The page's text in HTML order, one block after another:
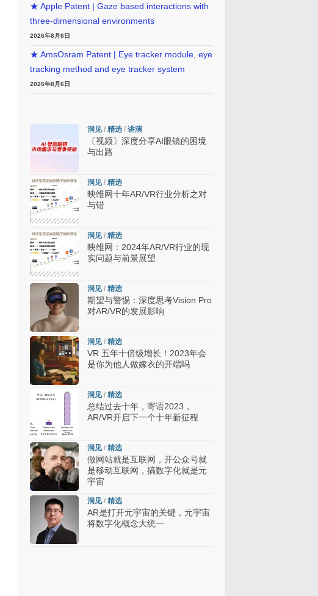
★ Apple Patent | Gaze based interactions with
three-dimensional environments
2026年8月6日
★ AmsOsram Patent | Eye tracker module, eye
tracking method and eye tracker system
2026年8月6日
洞见/ 精选 / 讲演
〔视频〕深度分享AI眼镜的困境
与出路
洞见/ 精选
映维网十年AR/VR行业分析之对
与错
洞见/ 精选
映维网：2024年AR/VR行业的现
实问题与前景展望
洞见/ 精选
期望与警惕：深度思考Vision Pro
对AR/VR的发展影响
洞见/ 精选
VR 五年十倍级增长！2023年会
是你为他人做嫁衣的开端吗
洞见/ 精选
总结过去十年，寄语2023，
AR/VR开启下一个十年新征程
洞见/ 精选
做网站就是互联网，开公众号就
是移动互联网，搞数字化就是元
宇宙
洞见/ 精选
AR是打开元宇宙的关键，元宇宙
将数字化概念大统一